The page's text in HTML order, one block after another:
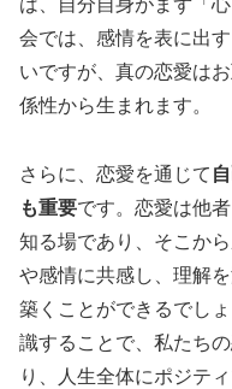
は、自分自身がまず「
会では、感情を表に出
いですが、真の恋愛は
係性から生まれます。
さらに、恋愛を通じて
も重要です。恋愛は他
知る場であり、そこか
や感情に共感し、理解
築くことができるでし
識することで、私たち
り、人生全体にポジテ